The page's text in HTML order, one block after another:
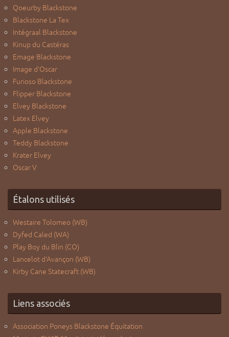
Qoeurby Blackstone
Blackstone La Tex
Intégraal Blackstone
Kinup du Castéras
Emage Blackstone
Image d’Oscar
Furioso Blackstone
Flipper Blackstone
Elvey Blackstone
Latex Elvey
Apple Blackstone
Teddy Blackstone
Krater Elvey
Oscar V
Étalons utilisés
Westaire Tolomeo (WB)
Dyfed Caled (WA)
Play Boy du Blin (CO)
Lancelot d’Avançon (WB)
Kirby Cane Statecraft (WB)
Liens associés
Association Poneys Blackstone Équitation